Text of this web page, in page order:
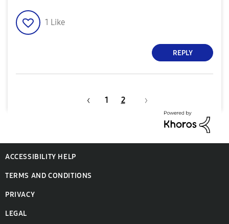
1 Like
REPLY
1 2
ACCESSIBILITY HELP
TERMS AND CONDITIONS
PRIVACY
LEGAL